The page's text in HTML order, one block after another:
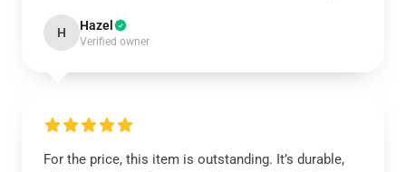
H Hazel
Verified owner
For the price, this item is outstanding. It’s durable,